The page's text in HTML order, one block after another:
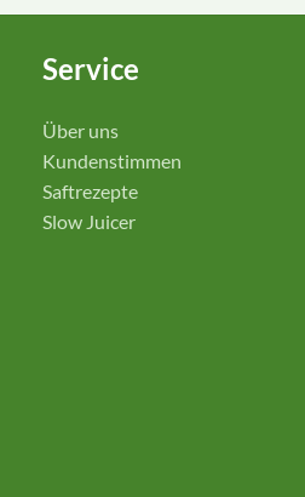
Service
Über uns
Kundenstimmen
Saftrezepte
Slow Juicer